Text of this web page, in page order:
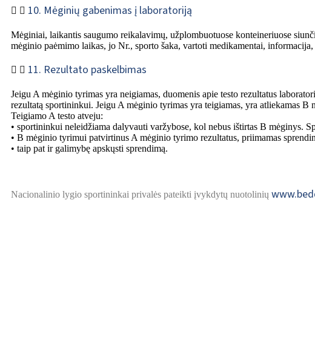
10. Mėginių gabenimas į laboratoriją
Mėginiai, laikantis saugumo reikalavimų, užplombuotuose konteineriuose
mėginio paėmimo laikas, jo Nr., sporto šaka, vartoti medikamentai,
11. Rezultato paskelbimas
Jeigu A mėginio tyrimas yra neigiamas, duomenis apie testo rezultatus
rezultatą sportininkui. Jeigu A mėginio tyrimas yra teigiamas, yra atliekamas
Teigiamo A testo atveju:
• sportininkui neleidžiama dalyvauti varžybose, kol nebus ištirtas B mėginys.
• B mėginio tyrimui patvirtinus A mėginio tyrimo rezultatus, priimamas
• taip pat ir galimybę apskųsti sprendimą.
Nacionalinio lygio sportininkai privalės pateikti įvykdytų nuotolinių